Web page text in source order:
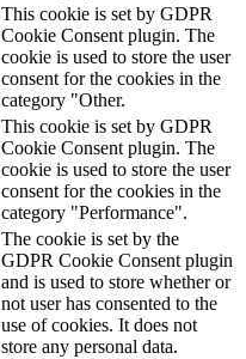
This cookie is set by GDPR
Cookie Consent plugin. The
cookie is used to store the user
consent for the cookies in the
category "Other.
This cookie is set by GDPR
Cookie Consent plugin. The
cookie is used to store the user
consent for the cookies in the
category "Performance".
The cookie is set by the
GDPR Cookie Consent plugin
and is used to store whether or
not user has consented to the
use of cookies. It does not
store any personal data.